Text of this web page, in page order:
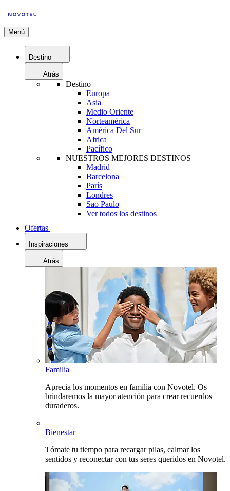
Menú
Destino
Atrás
Destino
Europa
Asia
Medio Oriente
Norteamérica
América Del Sur
Africa
Pacífico
NUESTROS MEJORES DESTINOS
Madrid
Barcelona
París
Londres
Sao Paulo
Ver todos los destinos
Ofertas
Inspiraciones
Atrás
Familia
Aprecia los momentos en familia con Novotel. Os
brindaremos la mayor atención para crear recuerdos
duraderos.
Bienestar
Tómate tu tiempo para recargar pilas, calmar los
sentidos y reconectar con tus seres queridos en Novotel.